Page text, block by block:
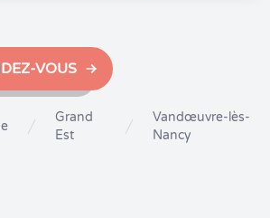
VOUS
Grand
Est
Vandœuvre-lès-
Nancy